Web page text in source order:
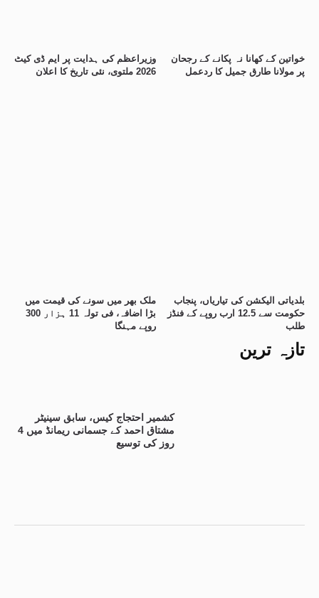
تازہ ترین
کشمیر احتجاج کیس، سابق سینیٹر
مشتاق احمد کے جسمانی ریمانڈ میں 4
روز کی توسیع
وزیراعظم کی ہدایت پر ایم ڈی کیٹ
2026 ملتوی، نئی تاریخ کا اعلان
خواتین کے کھانا نہ پکانے کے رجحان
پر مولانا طارق جمیل کا ردعمل
ملک بھر میں سونے کی قیمت میں
بڑا اضافہ، فی تولہ 11 ہزار 300
روپے مہنگا
بلدیاتی الیکشن کی تیاریاں، پنجاب
حکومت سے 12.5 ارب روپے کے فنڈز
طلب